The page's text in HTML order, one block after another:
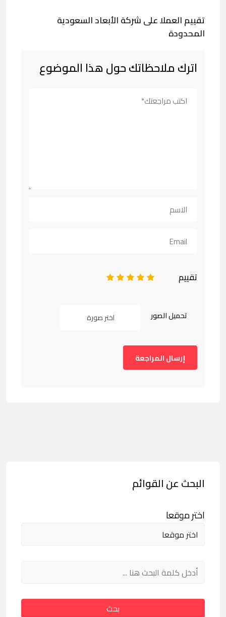
تقييم العملا على شركة الأبعاد السعودية
المحدودة
اترك ملاحظاتك حول هذا الموضوع
تقييم 5
4
3
2
تحميل الصور اختر صورة
البحث عن القوائم
اختر موقعا
بحث